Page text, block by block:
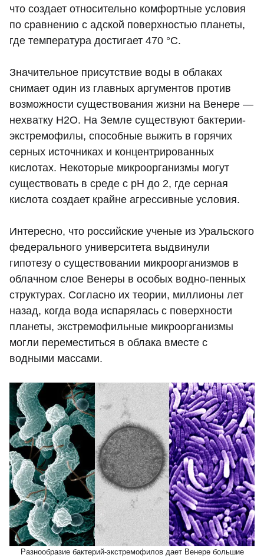
что создает относительно комфортные условия
по сравнению с адской поверхностью планеты,
где температура достигает 470 °C.
Значительное присутствие воды в облаках
снимает один из главных аргументов против
возможности существования жизни на Венере —
нехватку H2O. На Земле существуют бактерии-
экстремофилы, способные выжить в горячих
серных источниках и концентрированных
кислотах. Некоторые микроорганизмы могут
существовать в среде с pH до 2, где серная
кислота создает крайне агрессивные условия.
Интересно, что российские ученые из Уральского
федерального университета выдвинули
гипотезу о существовании микроорганизмов в
облачном слое Венеры в особых водно-пенных
структурах. Согласно их теории, миллионы лет
назад, когда вода испарялась с поверхности
планеты, экстремофильные микроорганизмы
могли переместиться в облака вместе с
водными массами.
Разнообразие бактерий-экстремофилов дает Венере большие